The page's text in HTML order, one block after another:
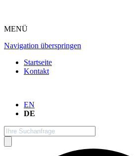
MENÜ
Navigation überspringen
Startseite
Kontakt
EN
DE